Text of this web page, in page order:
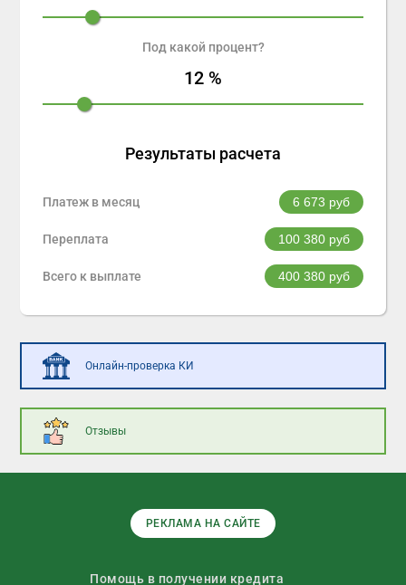
Под какой процент?
12 %
Результаты расчета
Платеж в месяц 6 673 руб
Переплата 100 380руб
Всего к выплате 400 380руб
Онлайн-проверка КИ
Отзывы
РЕКЛАМА НА САЙТЕ
Помощь в получении кредита